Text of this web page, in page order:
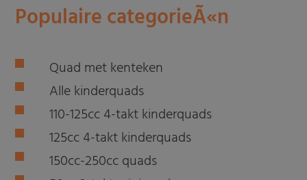
Populaire categorieÃ«n
Quad met kenteken
Alle kinderquads
110-125cc 4-takt kinderquads
125cc 4-takt kinderquads
150cc-250cc quads